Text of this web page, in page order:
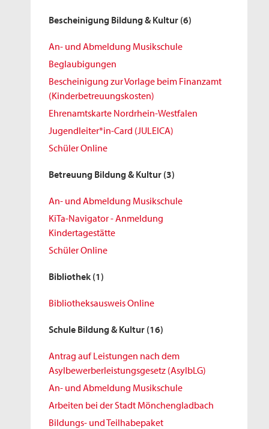
Bescheinigung Bildung & Kultur (6)
An- und Abmeldung Musikschule
Beglaubigungen
Bescheinigung zur Vorlage beim Finanzamt
(Kinderbetreuungskosten)
Ehrenamtskarte Nordrhein-Westfalen
Jugendleiter*in-Card (JULEICA)
Schüler Online
Betreuung Bildung & Kultur (3)
An- und Abmeldung Musikschule
KiTa-Navigator - Anmeldung
Kindertagestätte
Schüler Online
Bibliothek (1)
Bibliotheksausweis Online
Schule Bildung & Kultur (16)
Antrag auf Leistungen nach dem
Asylbewerberleistungsgesetz (AsylbLG)
An- und Abmeldung Musikschule
Arbeiten bei der Stadt Mönchengladbach
Bildungs- und Teilhabepaket